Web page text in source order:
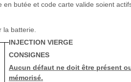
en butée et code carte valide soient
batterie.
INJECTION VIERGE
CONSIGNES
Aucun défaut ne doit être présent
mémorisé.